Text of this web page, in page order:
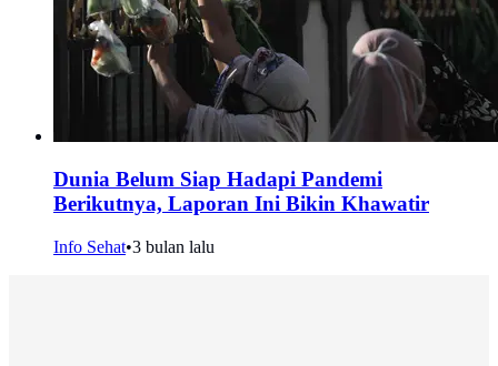
Dunia Belum Siap Hadapi Pandemi
Berikutnya, Laporan Ini Bikin Khawatir
Info Sehat•3 bulan lalu